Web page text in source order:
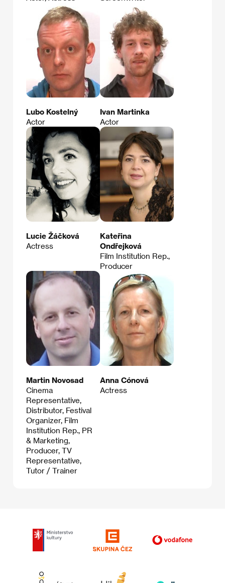
Lubo Kostelný
Actor
Ivan Martinka
Actor
Lucie Žáčková
Actress
Kateřina
Ondřejková
Film Institution Rep.,
Producer
Martin Novosad
Cinema
Representative,
Distributor, Festival
Organizer, Film
Institution Rep., PR
& Marketing,
Producer, TV
Representative,
Tutor / Trainer
Anna Cónová
Actress